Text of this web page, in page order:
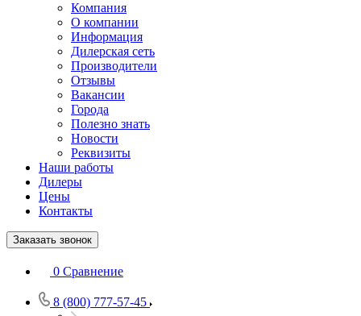
Компания
О компании
Информация
Дилерская сеть
Производители
Отзывы
Вакансии
Города
Полезно знать
Новости
Реквизиты
Наши работы
Дилеры
Цены
Контакты
Заказать звонок
0 Сравнение
8 (800) 777-57-45